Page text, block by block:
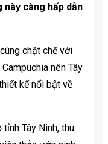
này càng hấp dẫn
chặt chẽ với
nên Tây
kế nổi bật về
Tây Ninh, thu